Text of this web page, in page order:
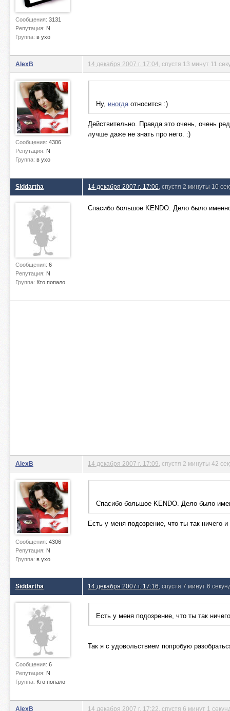
Сообщения: 3131
Репутация: N
Группа: в ухо
AlexB
Сообщения: 4306
Репутация: N
Группа: в ухо
14 декабря 2007 г. 17:04 , спустя 13 минут 11
Ну, иногдаотносится :)
Действительно. Правда это очень, очень
лучше даже не знать про него. :)
Siddartha
Сообщения: 6
Репутация: N
Группа: Кто попало
14 декабря 2007 г. 17:06 , спустя 2 минуты 10
Спасибо большое KENDO. Дело было
AlexB
Сообщения: 4306
Репутация: N
Группа: в ухо
14 декабря 2007 г. 17:09 , спустя 2 минуты 42
Спасибо большое KENDO. Дело было
Есть у меня подозрение, что ты так
Siddartha
Сообщения: 6
Репутация: N
Группа: Кто попало
14 декабря 2007 г. 17:16 , спустя 7 минут 6
Есть у меня подозрение, что ты так
Так я с удовольствием попробую
AlexB 14 декабря 2007 г. 17:22 , спустя 6 минут 1